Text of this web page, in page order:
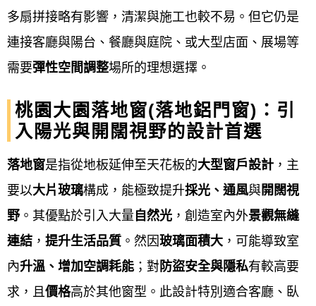
鐵皮屋工程、鐵厝、鐵棟、鐵屋、鐵皮屋換
屋頂、 鐵皮屋生鏽處理、鐵皮屋防鏽、鐵皮
屋隔熱、工廠搭建鐵皮屋…等。
金屬樓梯、樓梯扶手…等。
採光雨遮： 採光罩、遮雨棚、雨庇、採光車
棚…等。
其它工程：H型鋼鐵架、 C型鋼鐵架、鋼構工
程、金屬工程、鋁製警衛鋼亭、守衛亭、警
衛崗亭等。
多扇拼接略有影響，清潔與施工也較不易。但它仍是
連接客廳與陽台、餐廳與庭院、或大型店面、展場等
需要彈性空間調整場所的理想選擇。
桃園大園落地窗(落地鋁門窗)：引
入陽光與開闊視野的設計首選
落地窗是指從地板延伸至天花板的大型窗戶設計 ，主
要以大片玻璃構成，能極致提升採光、通風與開闊視
野。其優點於引入大量 自然光 ，創造室內外景觀無縫
連結 ， 提升生活品質 。然因玻璃面積大 ，可能導致室
內升溫、增加空調耗能 ；對防盜安全與隱私有較高要
求，且價格高於其他窗型。此設計特別適合客廳、臥